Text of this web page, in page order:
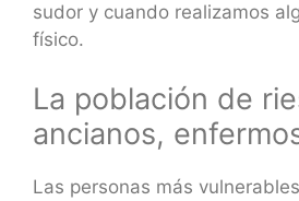
sudor y cuando realizamos
físico.
La población de
ancianos,
Las personas más